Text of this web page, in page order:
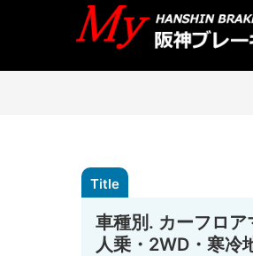
車種別. カーフロ
人乗・2WD・寒冷